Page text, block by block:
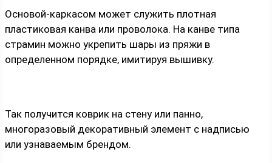
Основой-каркасом может служить плотная
пластиковая канва или проволока. На канве типа
страмин можно укрепить шары из пряжи в
определенном порядке, имитируя вышивку.
Так получится коврик на стену или панно,
многоразовый декоративный элемент с надписью
или узнаваемым брендом.